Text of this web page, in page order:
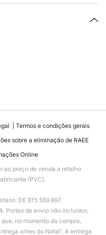
Termos e condições gerais
sobre a eliminação de RAEE
Online
ao preço de venda a retalho
(PVC).
DE 815 559 897.
Portes de envio não incluídos.
no momento da compra,
antes do Natal”. A entrega